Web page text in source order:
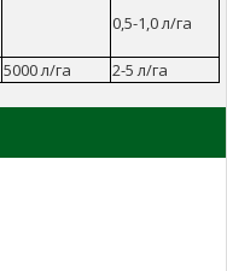
0,5-1,0 л/га
5000 л/га 2-5 л/га